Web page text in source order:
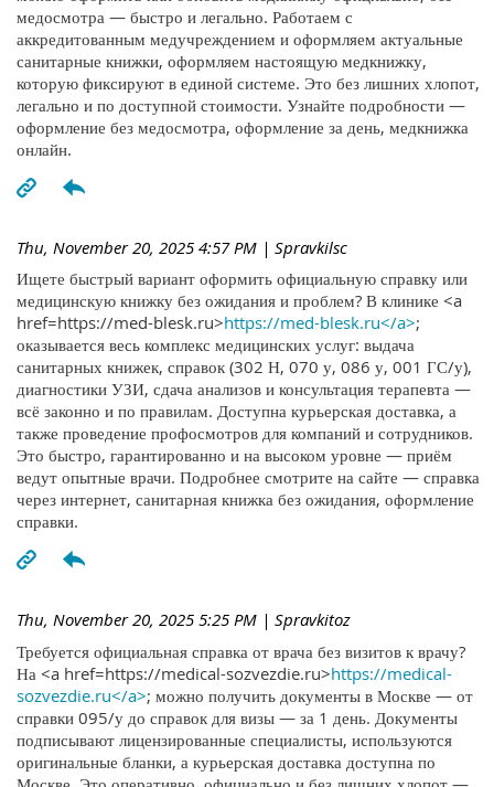
медосмотра — быстро и легально. Работаем с
аккредитованным медучреждением и оформляем актуальные
санитарные книжки, оформляем настоящую медкнижку,
которую фиксируют в единой системе. Это без лишних хлопот,
легально и по доступной стоимости. Узнайте подробности —
оформление без медосмотра, оформление за день, медкнижка
онлайн.
Thu, November 20, 2025 4:57 PM | Spravkilsc
Ищете быстрый вариант оформить официальную справку или
медицинскую книжку без ожидания и проблем? В клинике <a
href=https://med-blesk.ru>https://med-blesk.ru</a>;
оказывается весь комплекс медицинских услуг: выдача
санитарных книжек, справок (302 Н, 070 у, 086 у, 001 ГС/у),
диагностики УЗИ, сдача анализов и консультация терапевта —
всё законно и по правилам. Доступна курьерская доставка, а
также проведение профосмотров для компаний и сотрудников.
Это быстро, гарантированно и на высоком уровне — приём
ведут опытные врачи. Подробнее смотрите на сайте — справка
через интернет, санитарная книжка без ожидания, оформление
справки.
Thu, November 20, 2025 5:25 PM | Spravkitoz
Требуется официальная справка от врача без визитов к врачу?
На <a href=https://medical-sozvezdie.ru>https://medical-
sozvezdie.ru</a>; можно получить документы в Москве — от
справки 095/у до справок для визы — за 1 день. Документы
подписывают лицензированные специалисты, используются
оригинальные бланки, а курьерская доставка доступна по